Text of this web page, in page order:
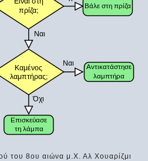
του 8ου αιώνα μ.Χ. Αλ Χουαρίζμι